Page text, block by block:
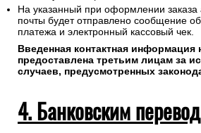
На указанный при оформлении заказа
почты будет отправлено сообщение
платежа и электронный кассовый чек.
Введенная контактная информация
предоставлена третьим лицам за
случаев, предусмотренных
4. Банковским